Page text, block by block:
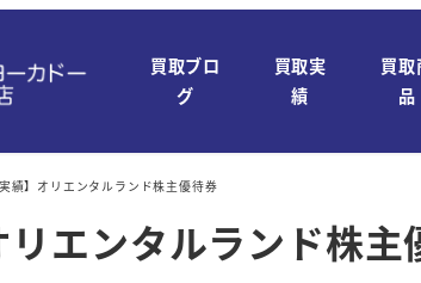
買取ブロ
グ
買取実
績
買取
品
実績】オリエンタルランド株主優待券
リエンタルランド株主